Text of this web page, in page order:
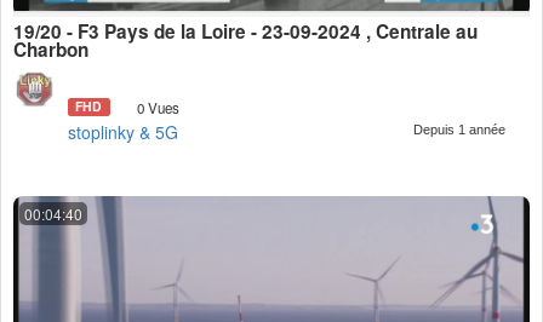
19/20 - F3 Pays de la Loire - 23-09-2024 , Centrale au
Charbon
FHD 0 Vues
stoplinky & 5G Depuis 1 année
00:04:40